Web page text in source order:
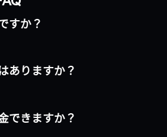
すか？
ありますか？
できますか？